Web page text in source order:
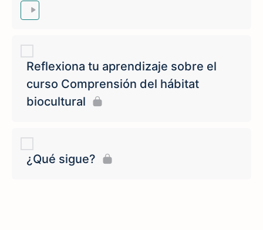
Reflexiona tu aprendizaje sobre el
curso Comprensión del hábitat
biocultural
¿Qué sigue?